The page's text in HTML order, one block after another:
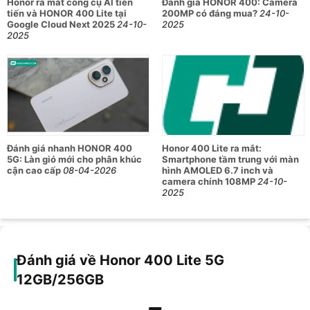
Màn hình
Công nghệ AMOLED
Kích thước 6.7 inch
Độ sáng tối đa 3500 nit
Chế độ đọc sách, ánh sáng sinh học
Tần số bảo vệ mắt PWM 3840Hz
Hỗ trợ hiển thị 16.7 triệu màu, 100%
DCI-P3
Cử chỉ đa chạm, hỗ trợ tối đa 10 điểm
chạm
CPU
MediaTek Dimensity 7025 5G (8 nhân, 2
x A78 2.5GHz + 6 x A55 2.0GHz)
IMG BXM-8-256
ROM (bộ
nhớ trong)
256GB
tiến và HONOR 400 Lite tại
Google Cloud Next 202524-10-
2025
200MP có đáng mua?24-10-
2025
Đánh giá nhanh HONOR 400
5G: Làn gió mới cho phân khúc
cận cao cấp08-04-2026
Honor 400 Lite ra mắt:
Smartphone tầm trung với màn
hình AMOLED 6.7 inch và
camera chính 108MP24-10-
2025
Đánh giá về Honor 400 Lite 5G
12GB/256GB